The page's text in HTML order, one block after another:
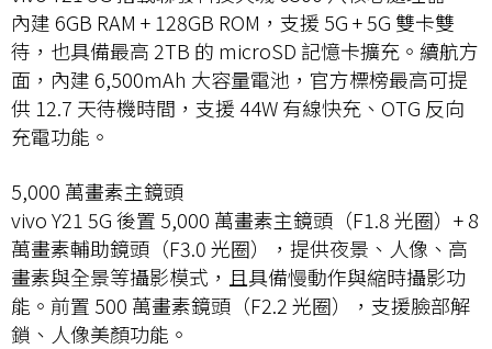
內建 6GB RAM + 128GB ROM，支援 5G + 5G 雙卡雙
待，也具備最高 2TB 的 microSD 記憶卡擴充。續航方
面，內建 6,500mAh 大容量電池，官方標榜最高可提
供 12.7 天待機時間，支援 44W 有線快充、OTG 反向
充電功能。
5,000 萬畫素主鏡頭
vivo Y21 5G 後置 5,000 萬畫素主鏡頭（F1.8 光圈）+ 8
萬畫素輔助鏡頭（F3.0 光圈），提供夜景、人像、高
畫素與全景等攝影模式，且具備慢動作與縮時攝影功
能。前置 500 萬畫素鏡頭（F2.2 光圈），支援臉部解
鎖、人像美顏功能。